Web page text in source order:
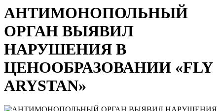
АНТИМОНОПОЛЬНЫЙ
ОРГАН ВЫЯВИЛ
НАРУШЕНИЯ В
ЦЕНООБРАЗОВАНИИ «FLY
ARYSTAN»